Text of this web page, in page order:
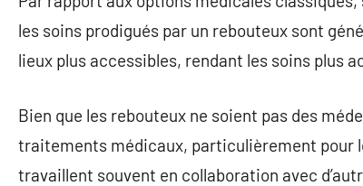
les soins prodigués par un rebouteux sont
lieux plus accessibles, rendant les soins plus
Bien que les rebouteux ne soient pas des
traitements médicaux, particulièrement pour
travaillent souvent en collaboration avec